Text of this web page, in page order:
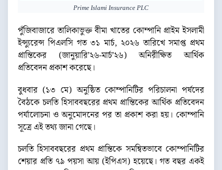
Prime Islami Insurance PLC
পুঁজিবাজারে তালিকাভুক্ত বীমা খাতের কোম্পানি প্রাইম ইসলামী
ইন্স্যুরেন্স পিএলসি গত ৩১ মার্চ, ২০২৬ তারিখে সমাপ্ত প্রথম
প্রান্তিকের (জানুয়ারি’২৬-মার্চ’২৬) অনিরীক্ষিত আর্থিক
প্রতিবেদন প্রকাশ করেছে।
বুধবার (১৩ মে) অনুষ্ঠিত কোম্পানিটির পরিচালনা পর্ষদের
বৈঠকে চলতি হিসাববছরের প্রথম প্রান্তিকের আর্থিক প্রতিবেদন
পর্যালোচনা ও অনুমোদনের পর তা প্রকাশ করা হয়। কোম্পানি
সূত্রে এই তথ্য জানা গেছে।
চলতি হিসাববছরের প্রথম প্রান্তিকে সমন্বিতভাবে কোম্পানিটির
শেয়ার প্রতি ৭৯ পয়সা আয় (ইপিএস) হয়েছে। গত বছর একই